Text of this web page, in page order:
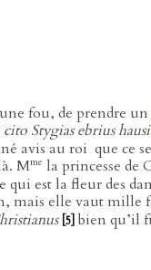
fou, de prendre un
cito Stygias ebrius
avis au roi que ce
Mme la princesse de
est la fleur des
mais elle vaut mille
[5] bien qu’il